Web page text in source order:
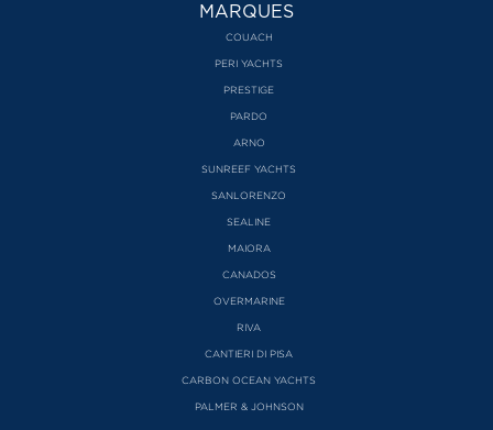
MARQUES
COUACH
PERI YACHTS
PRESTIGE
PARDO
ARNO
SUNREEF YACHTS
SANLORENZO
SEALINE
MAIORA
CANADOS
OVERMARINE
RIVA
CANTIERI DI PISA
CARBON OCEAN YACHTS
PALMER & JOHNSON